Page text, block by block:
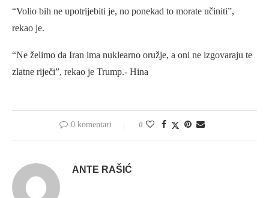
“Volio bih ne upotrijebiti je, no ponekad to morate učiniti”,
rekao je.
“Ne želimo da Iran ima nuklearno oružje, a oni ne izgovaraju te
zlatne riječi”, rekao je Trump.- Hina
0 komentari 0
ANTE RAŠIĆ